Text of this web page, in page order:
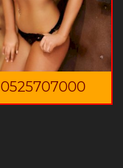
0525707000